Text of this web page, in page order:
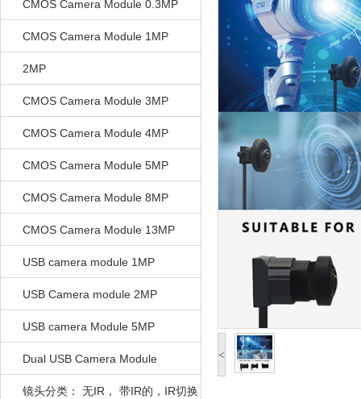
CMOS Camera Module 0.3MP
CMOS Camera Module 1MP
2MP
CMOS Camera Module 3MP
CMOS Camera Module 4MP
CMOS Camera Module 5MP
CMOS Camera Module 8MP
CMOS Camera Module 13MP
USB camera module 1MP
USB Camera module 2MP
USB camera Module 5MP
Dual USB Camera Module
镜头分类： 无IR， 带IR的，IR切换
<